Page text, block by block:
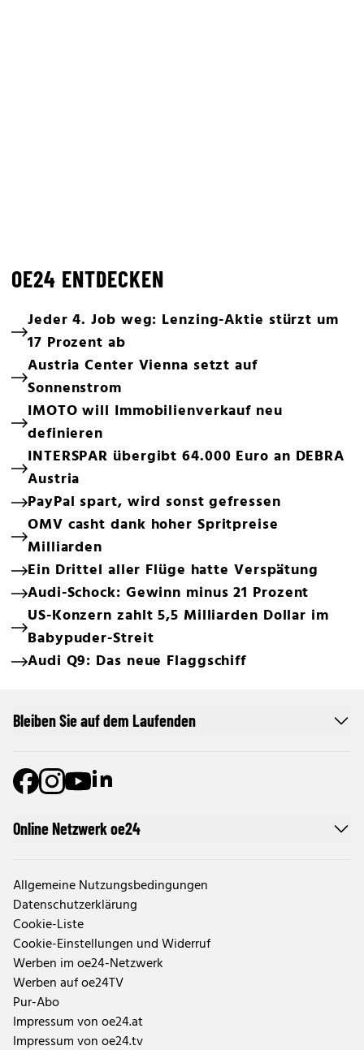
OE24 ENTDECKEN
Jeder 4. Job weg: Lenzing-Aktie stürzt um
17 Prozent ab
Austria Center Vienna setzt auf
Sonnenstrom
IMOTO will Immobilienverkauf neu
definieren
INTERSPAR übergibt 64.000 Euro an DEBRA
Austria
PayPal spart, wird sonst gefressen
OMV casht dank hoher Spritpreise
Milliarden
Ein Drittel aller Flüge hatte Verspätung
Audi-Schock: Gewinn minus 21 Prozent
US-Konzern zahlt 5,5 Milliarden Dollar im
Babypuder-Streit
Audi Q9: Das neue Flaggschiff
Online Netzwerk oe24
Allgemeine Nutzungsbedingungen
Datenschutzerklärung
Cookie-Liste
Cookie-Einstellungen und Widerruf
Werben im oe24-Netzwerk
Werben auf oe24TV
Pur-Abo
Impressum von oe24.at
Impressum von oe24.tv
Bleiben Sie auf dem Laufenden